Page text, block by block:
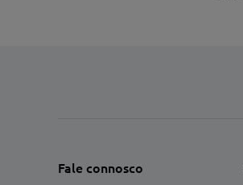
Fale connosco